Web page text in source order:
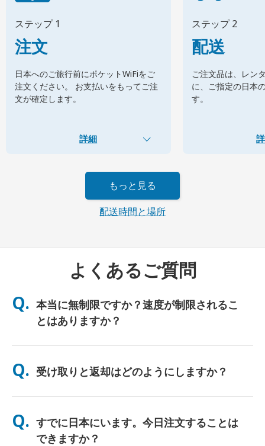
ステップ 1
注文
日本へのご旅行前にポケットWiFiをご
注文ください。 お支払いをもってご注
文が確定します。
詳細
ステップ 2
配送
ご注文品は、レン
に、ご指定の日本
す。
もっと見る
配送時間と場所
よくあるご質問
Q. 本当に無制限ですか？速度が制限されるこ
とはありますか？
はい。正真正銘の無制限です。当社ではFUP（公正使用方針）の
ータをご利用いただけます。（ただし、他のモバイルネットワー
クと同様、通信事業者の回線が一時的に混雑した場合、速度に影
響が出る可能性があります）。万が一、ポリシーに基づく速度制
ます。
Q. 受け取りと返却はどのようにしますか？
主要空港での受け取り、またはホテル/ご自宅へのお届け（チェ
み封筒が同梱されていますので、日本国内のどの郵便ポストに投
函するだけです。書類手続きやカウンターでの行列はありませ
Q. すでに日本にいます。今日注文することは
できますか？